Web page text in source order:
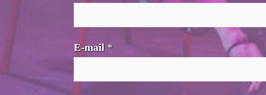
E-mail *